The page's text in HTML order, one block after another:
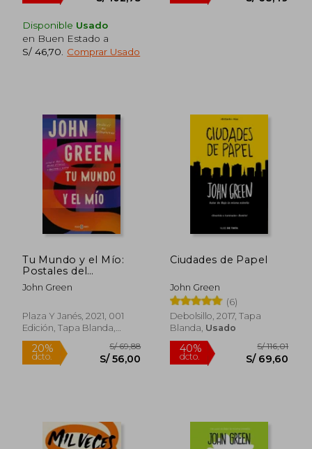
40%
dcto.
S/ 171,24
Disponible Usado
en Buen Estado a
S/ 46,70
Comprar Usado
40%
Tu Mundo y el Mío:
Postales del
Antropoceno (Obras
Diversas)
John Green
Plaza Y Janés, 2021, 001
Edición, Tapa Blanda,
Nuevo
Ciudades de Papel
John Green
(6)
Debolsillo, 2017, Tapa
Blanda, Usado